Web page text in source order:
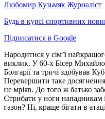
Любомир Кузьмяк Журналіст
Будь в курсі спортивних
Підписатися в Google
Народитися у сім’ї
виклик. У 60-х Бісер
Болгарії та тричі здобував
Перевершити таке
не мріяв. До того ж батько
Стрибати у ноги нападникам
газон? Ні, краще бігати в